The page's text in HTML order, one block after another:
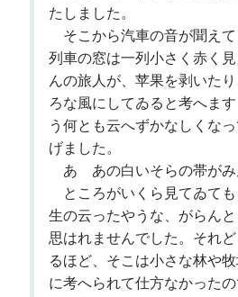
たしました。
そこから汽車の音が聞え
列車の窓は一列小さく赤く
んの旅人が、苹果を剥いた
ろな風にしてゐると考へま
う何とも云へずかなしくな
げました。
あゝあの白いそらの帯がみ
ところがいくら見てゐて
生の云ったやうな、がらん
思はれませんでした。それ
るほど、そこは小さな林や
に考へられて仕方なかった